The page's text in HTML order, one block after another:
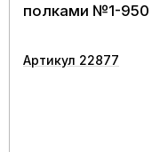
полками №1-950
Артикул 22877